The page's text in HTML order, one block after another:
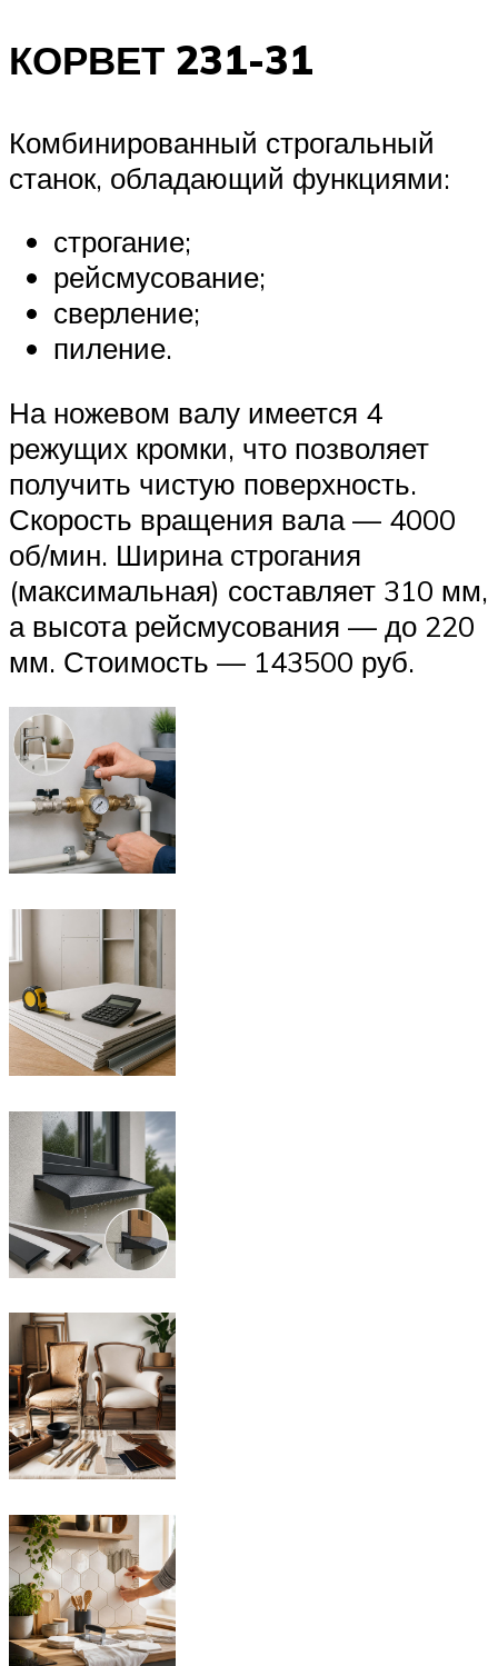
КОРВЕТ 231-31
Комбинированный строгальный
станок, обладающий функциями:
строгание;
рейсмусование;
сверление;
пиление.
На ножевом валу имеется 4
режущих кромки, что позволяет
получить чистую поверхность.
Скорость вращения вала — 4000
об/мин. Ширина строгания
(максимальная) составляет 310 мм,
а высота рейсмусования — до 220
мм. Стоимость — 143500 руб.